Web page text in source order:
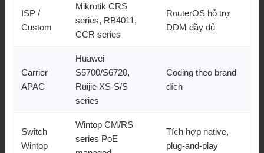
ISP /
Custom
Mikrotik CRS
series, RB4011,
CCR series
RouterOS hỗ trợ
DDM đầy đủ
Carrier
APAC
Huawei
S5700/S6720,
Ruijie XS-S/S
series
Coding theo brand
đích
Switch
Wintop
Wintop CM/RS
series PoE
Tích hợp native,
plug-and-play